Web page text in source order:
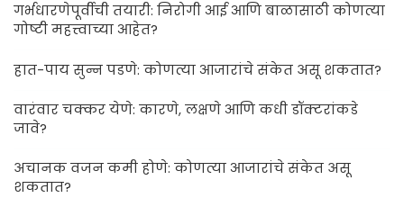
गर्भधारणेपूर्वीची तयारी: निरोगी आई आणि बाळासाठी कोणत्या
गोष्टी महत्त्वाच्या आहेत?
हात-पाय सुन्न पडणे: कोणत्या आजारांचे संकेत असू शकतात?
वारंवार चक्कर येणे: कारणे, लक्षणे आणि कधी डॉक्टरांकडे
जावे?
अचानक वजन कमी होणे: कोणत्या आजारांचे संकेत असू
शकतात?